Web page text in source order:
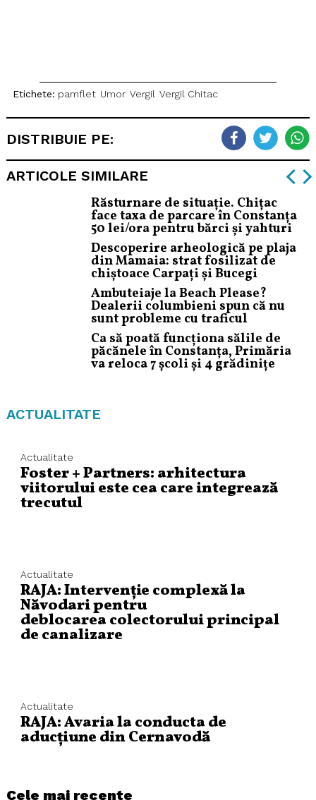
Etichete: pamflet Umor Vergil Vergil Chitac
DISTRIBUIE PE:
ARTICOLE SIMILARE
Răsturnare de situație. Chițac
face taxa de parcare în Constanța
50 lei/ora pentru bărci și yahturi
Descoperire arheologică pe plaja
din Mamaia: strat fosilizat de
chiștoace Carpați și Bucegi
Ambuteiaje la Beach Please?
Dealerii columbieni spun că nu
sunt probleme cu traficul
Ca să poată funcționa sălile de
păcănele în Constanța, Primăria
va reloca 7 școli și 4 grădinițe
ACTUALITATE
Actualitate
Foster + Partners: arhitectura
viitorului este cea care integrează
trecutul
Actualitate
RAJA: Intervenție complexă la
Năvodari pentru
deblocarea colectorului principal
de canalizare
Actualitate
RAJA: Avaria la conducta de
aducțiune din Cernavodă
Cele mai recente